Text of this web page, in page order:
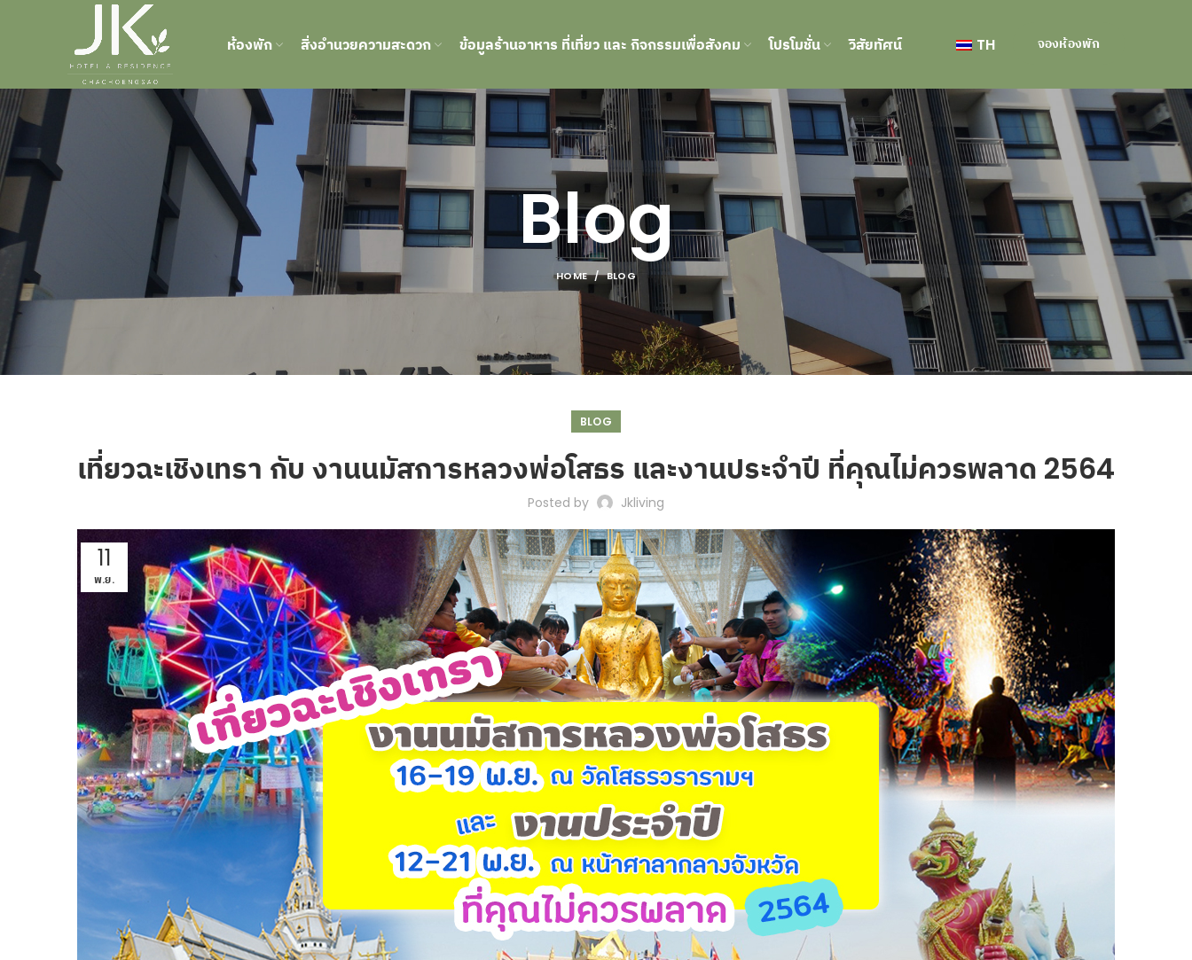
ห้องพัก สิ่งอำนวยความสะดวก ข้อมูลร้านอาหาร ที่เที่ยว และ กิจกรรมเพื่อสังคม โปรโมชั่น วิสัยทัศน์ TH จองห้องพัก
Blog
HOME BLOG
BLOG
เที่ยวฉะเชิงเทรา กับ งานนมัสการหลวงพ่อโสธร และงานประจำปี ที่คุณไม่ควรพลาด 2564
Posted by Jkliving
11
พ.ย.